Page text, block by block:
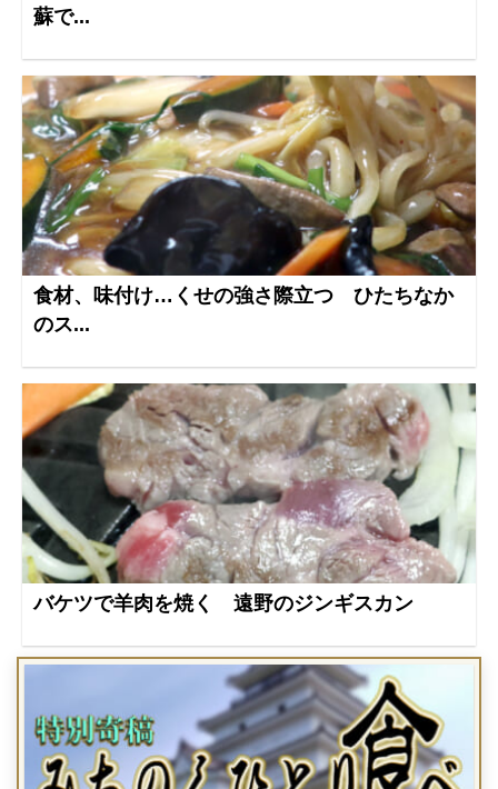
蘇で...
食材、味付け…くせの強さ際立つ ひたちなか
のス...
バケツで羊肉を焼く 遠野のジンギスカン